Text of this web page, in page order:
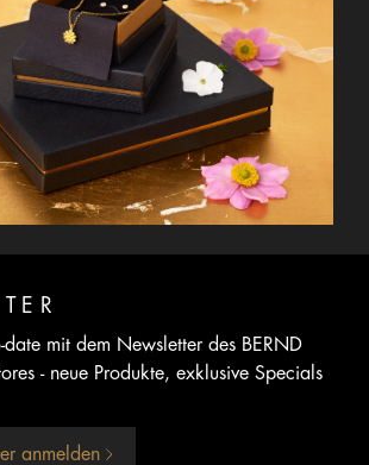
date mit dem Newsletter des BERND
- neue Produkte, exklusive Specials
anmelden